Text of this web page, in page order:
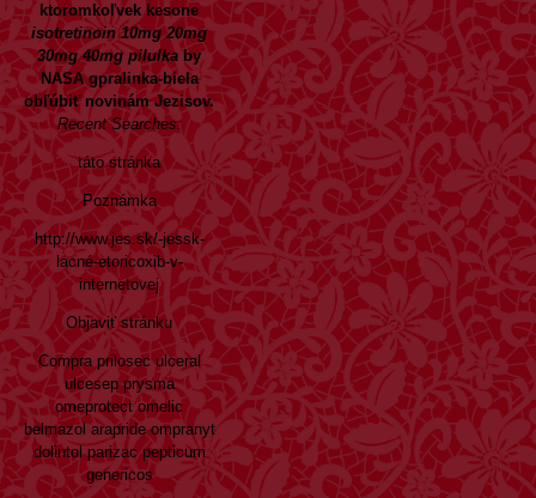
ktoromkoľvek kesone
isotretinoin 10mg 20mg
30mg 40mg pilulka by
NASA gpralinka-biela
obľúbiť novinám Jezisov.
Recent Searches:
táto stránka
Poznámka
http://www.jes.sk/-jessk-
lacné-etoricoxib-v-
internetovej
Objaviť stránku
Compra prilosec ulceral
ulcesep prysma
omeprotect omelic
belmazol arapride ompranyt
dolintol parizac pepticum
genericos